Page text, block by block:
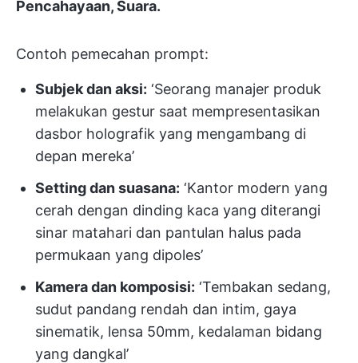
Pencahayaan, Suara.
Contoh pemecahan prompt:
Subjek dan aksi: ‘Seorang manajer produk
melakukan gestur saat mempresentasikan
dasbor holografik yang mengambang di
depan mereka’
Setting dan suasana: ‘Kantor modern yang
cerah dengan dinding kaca yang diterangi
sinar matahari dan pantulan halus pada
permukaan yang dipoles’
Kamera dan komposisi: ‘Tembakan sedang,
sudut pandang rendah dan intim, gaya
sinematik, lensa 50mm, kedalaman bidang
yang dangkal’